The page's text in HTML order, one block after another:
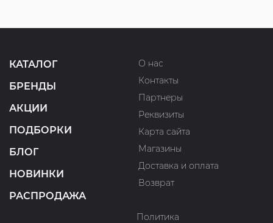
КАТАЛОГ
БРЕНДЫ
АКЦИИ
ПОДБОРКИ
БЛОГ
НОВИНКИ
РАСПРОДАЖА
О нас
Контакты
Партнеры
Реквизиты
Карта сайта
Магазины
Доставка и оплата
Возврат
Политика